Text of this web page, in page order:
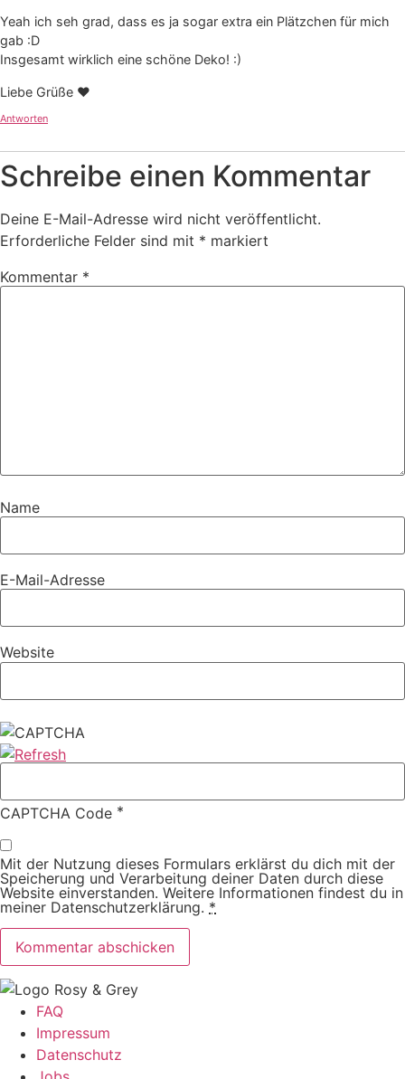
Yeah ich seh grad, dass es ja sogar extra ein Plätzchen für mich
gab :D
Insgesamt wirklich eine schöne Deko! :)
Liebe Grüße ♥
Antworten
Schreibe einen Kommentar
Deine E-Mail-Adresse wird nicht veröffentlicht.
Erforderliche Felder sind mit * markiert
Kommentar *
Name
E-Mail-Adresse
Website
CAPTCHA Code *
Mit der Nutzung dieses Formulars erklärst du dich mit der
Speicherung und Verarbeitung deiner Daten durch diese
Website einverstanden. Weitere Informationen findest du in
meiner Datenschutzerklärung. *
FAQ
Impressum
Datenschutz